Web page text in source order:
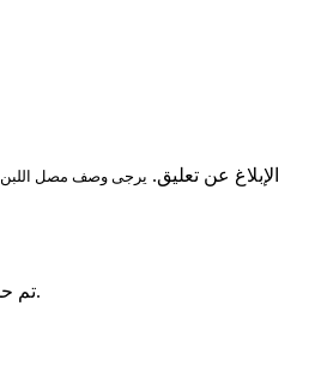
الإبلاغ عن تعليق. يرجى وصف مصل اللبن
تم حذف تقرير المسار بنجاح.